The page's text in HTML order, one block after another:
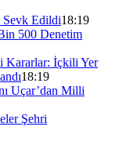
Sevk Edildi18:19
500 Denetim
Kararlar: İçkili Yer
18:19
Uçar’dan Milli
Şehri